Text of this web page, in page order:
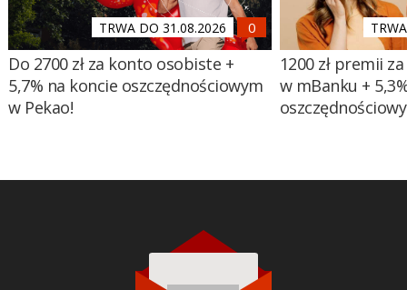
TRWA DO 31.08.2026
Do 2700 zł za konto osobiste +
5,7% na koncie oszczędnościowym
w Pekao!
1200 zł premii
w mBanku +